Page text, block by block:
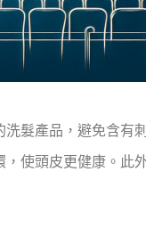
髮產品，避免含有
使頭皮更健康。此